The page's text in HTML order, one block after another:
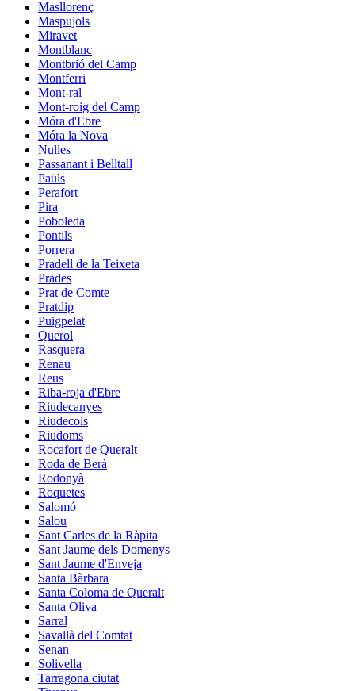
Masllorenç
Maspujols
Miravet
Montblanc
Montbrió del Camp
Montferri
Mont-ral
Mont-roig del Camp
Móra d'Ebre
Móra la Nova
Nulles
Passanant i Belltall
Paüls
Perafort
Pira
Poboleda
Pontils
Porrera
Pradell de la Teixeta
Prades
Prat de Comte
Pratdip
Puigpelat
Querol
Rasquera
Renau
Reus
Riba-roja d'Ebre
Riudecanyes
Riudecols
Riudoms
Rocafort de Queralt
Roda de Berà
Rodonyà
Roquetes
Salomó
Salou
Sant Carles de la Ràpita
Sant Jaume dels Domenys
Sant Jaume d'Enveja
Santa Bàrbara
Santa Coloma de Queralt
Santa Oliva
Sarral
Savallà del Comtat
Senan
Solivella
Tarragona ciutat